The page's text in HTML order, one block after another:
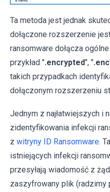
Ta metoda jest jednak
dołączone rozszerzenie
ransomware dołącza
przykład ".encrypted", ".enc
takich przypadkach
dołączonym rozszerzeniu
Jednym z najłatwiejszych i
zidentyfikowania infekcji
z witryny ID Ransomware.
istniejących infekcji
przesyłają wiadomość z
zaszyfrowany plik (radzimy